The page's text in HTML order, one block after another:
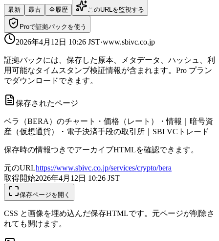
最新 最古 全履歴 このURLを監視する
Proで証拠パックを使う
2026年4月12日 10:26 JST·www.sbivc.co.jp
証拠パックには、保存した原本、メタデータ、ハッシュ、利
用可能なタイムスタンプ検証情報が含まれます。Pro プラン
でダウンロードできます。
保存されたページ
ベラ（BERA）のチャート・価格（レート）・情報｜暗号資
産（仮想通貨）・電子決済手段の取引所｜SBI VCトレード
保存時の情報つきでアーカイブHTMLを確認できます。
元のURLhttps://www.sbivc.co.jp/services/crypto/bera
取得開始2026年4月12日 10:26 JST
保存ページを開く
CSS と画像を埋め込んだ保存HTMLです。元ページが削除さ
れても開けます。